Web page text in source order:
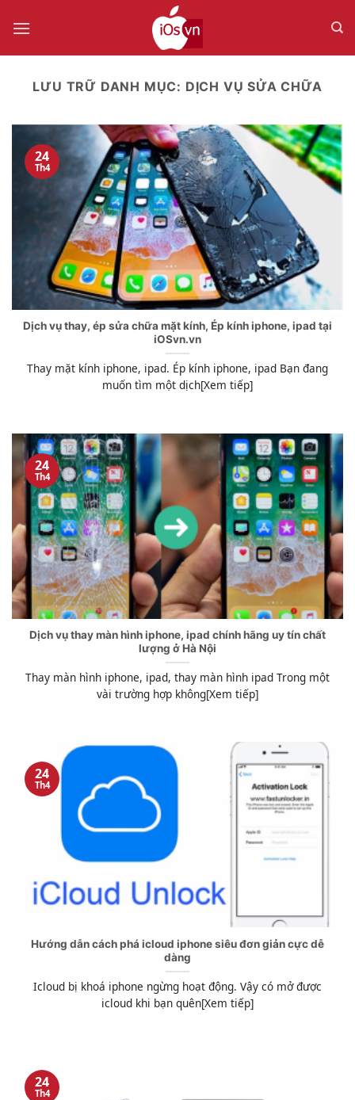
qua
LƯU TRỮ DANH MỤC: DỊCH VỤ SỬA CHỮA
Dịch vụ thay, ép sửa chữa mặt kính, Ép kính iphone, ipad tại
iOSvn.vn
Thay mặt kính iphone, ipad. Ép kính iphone, ipad Bạn đang
muốn tìm một dịch[Xem tiếp]
24
Th4
Dịch vụ thay màn hình iphone, ipad chính hãng uy tín chất
lượng ở Hà Nội
Thay màn hình iphone, ipad, thay màn hình ipad Trong một
vài trường hợp không[Xem tiếp]
24
Th4
Hướng dẫn cách phá icloud iphone siêu đơn giản cực dễ
dàng
Icloud bị khoá iphone ngừng hoạt động. Vậy có mở được
icloud khi bạn quên[Xem tiếp]
24
Th4
24
Th4